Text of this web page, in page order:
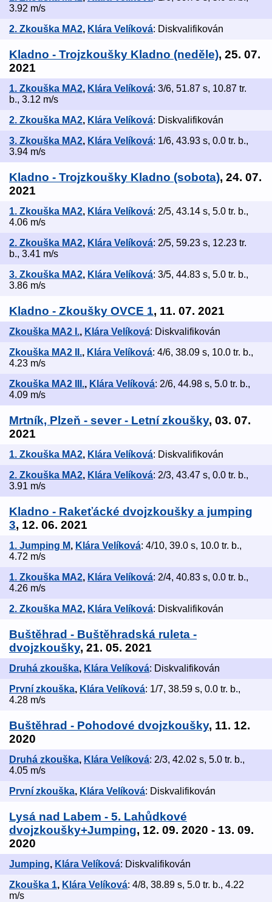
3.92 m/s
2. Zkouška MA2, Klára Velíková: Diskvalifikován
Kladno - Trojzkoušky Kladno (neděle), 25. 07.
2021
1. Zkouška MA2, Klára Velíková: 3/6, 51.87 s, 10.87 tr.
b., 3.12 m/s
2. Zkouška MA2, Klára Velíková: Diskvalifikován
3. Zkouška MA2, Klára Velíková: 1/6, 43.93 s, 0.0 tr. b.,
3.94 m/s
Kladno - Trojzkoušky Kladno (sobota), 24. 07.
2021
1. Zkouška MA2, Klára Velíková: 2/5, 43.14 s, 5.0 tr. b.,
4.06 m/s
2. Zkouška MA2, Klára Velíková: 2/5, 59.23 s, 12.23 tr.
b., 3.41 m/s
3. Zkouška MA2, Klára Velíková: 3/5, 44.83 s, 5.0 tr. b.,
3.86 m/s
Kladno - Zkoušky OVCE 1, 11. 07. 2021
Zkouška MA2 I., Klára Velíková: Diskvalifikován
Zkouška MA2 II., Klára Velíková: 4/6, 38.09 s, 10.0 tr. b.,
4.23 m/s
Zkouška MA2 III., Klára Velíková: 2/6, 44.98 s, 5.0 tr. b.,
4.09 m/s
Mrtník, Plzeň - sever - Letní zkoušky, 03. 07.
2021
1. Zkouška MA2, Klára Velíková: Diskvalifikován
2. Zkouška MA2, Klára Velíková: 2/3, 43.47 s, 0.0 tr. b.,
3.91 m/s
Kladno - Rakeťácké dvojzkoušky a jumping
3, 12. 06. 2021
1. Jumping M, Klára Velíková: 4/10, 39.0 s, 10.0 tr. b.,
4.72 m/s
1. Zkouška MA2, Klára Velíková: 2/4, 40.83 s, 0.0 tr. b.,
4.26 m/s
2. Zkouška MA2, Klára Velíková: Diskvalifikován
Buštěhrad - Buštěhradská ruleta -
dvojzkoušky, 21. 05. 2021
Druhá zkouška, Klára Velíková: Diskvalifikován
První zkouška, Klára Velíková: 1/7, 38.59 s, 0.0 tr. b.,
4.28 m/s
Buštěhrad - Pohodové dvojzkoušky, 11. 12.
2020
Druhá zkouška, Klára Velíková: 2/3, 42.02 s, 5.0 tr. b.,
4.05 m/s
První zkouška, Klára Velíková: Diskvalifikován
Lysá nad Labem - 5. Lahůdkové
dvojzkoušky+Jumping, 12. 09. 2020 - 13. 09.
2020
Jumping, Klára Velíková: Diskvalifikován
Zkouška 1, Klára Velíková: 4/8, 38.89 s, 5.0 tr. b., 4.22
m/s